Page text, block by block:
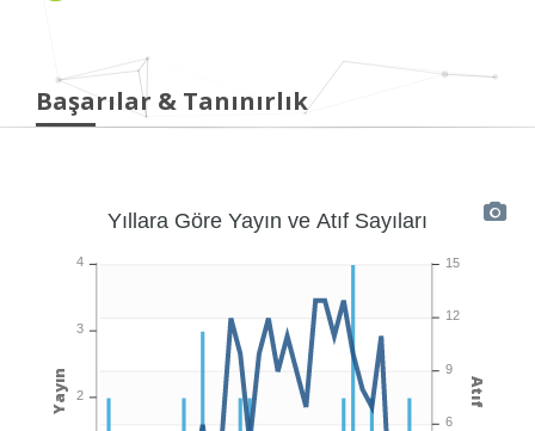
Başarılar & Tanınırlık
Yıllara Göre Yayın ve Atıf Sayıları
15
12
9
6
Atıf
4
3
2
Yayın